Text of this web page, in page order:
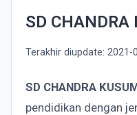
SD CHANDRA
Terakhir diupdate: 2021-
SD CHANDRA
pendidikan dengan